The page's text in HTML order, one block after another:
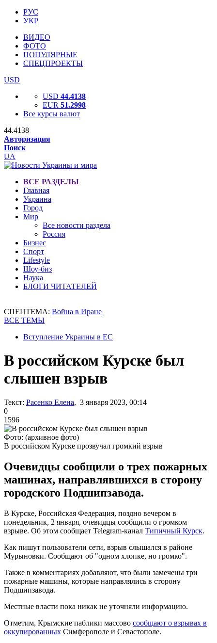
РУС
УКР
ВИДЕО
ФОТО
ПОПУЛЯРНЫЕ
СПЕЦПРОЕКТЫ
USD
USD 44.4138
EUR 51.2998
Все курсы валют
44.4138
Авторизация
Поиск
UA
ВСЕ РАЗДЕЛЫ
Главная
Украина
Город
Мир
Все новости раздела
Россия
Бизнес
Спорт
Lifestyle
Шоу-биз
Наука
БЛОГИ ЧИТАТЕЛЕЙ
СПЕЦТЕМА: Война в Иране
ВСЕ ТЕМЫ
Вступление Украины в ЕС
В российском Курске был
слышен взрыв
Текст: Расенко Елена, 3 января 2023, 00:14
0
1596
Фото: (архивное фото)
В российском Курске прозвучал громкий взрыв
Очевидцы сообщили о трех пожарных
машинах, направлявшихся в сторону
городского Подшипзавода.
В Курске, Российская Федерация, поздно вечером в
понедельник, 2 января, очевидцы сообщили о громком
взрыве. Об этом сообщает Telegram-канал Типичный Курск.
Как пишут пользователи сети, взрыв слышался в районе
Мурыновки. Сообщают об "одном хлопке, но громко".
Также в комментариях добавляют, что были замечены три
пожарные машины, которые направлялись в сторону
Подшипзавода.
Местные власти пока никак не уточняли информацию.
Отметим, Крымские паблики массово сообщают о взрывах в
оккупированных Симферополе и Севастополе.